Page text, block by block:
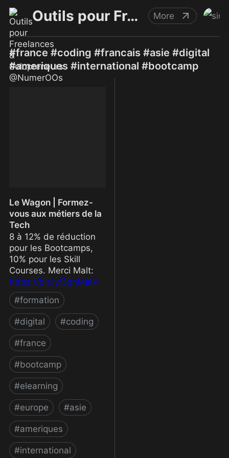
Outils pour Freelances & Solopreneurs @NumerOOs More
#france #coding #francais #asie #digital
#ameriques #international #bootcamp
Le Wagon | Formez-
vous aux métiers de la
Tech
8 à 12% de réduction
pour les Bootcamps,
10% pour les Skill
Courses. Merci Malt:
https://bit.ly/3qhMaiV
#formation
#digital #coding
#france
#bootcamp
#elearning
#europe #asie
#ameriques
#international